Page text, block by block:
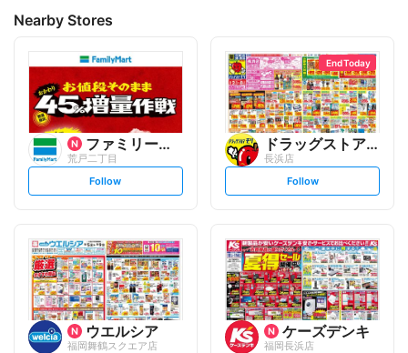
Nearby Stores
ファミリーマート
荒戸二丁目
s
t
l
o
w
Follow
End Today
ドラッグストアモリ
長浜店
s
t
l
o
w
Follow
ウエルシア
福岡舞鶴スクエア店
ケーズデンキ
福岡長浜店